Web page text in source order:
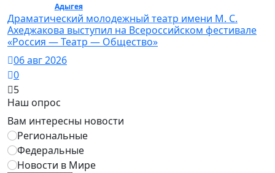
Адыгея/ Культура
Драматический молодежный театр имени М. С.
Ахеджакова выступил на Всероссийском фестивале
«Россия — Театр — Общество»
06 авг 2026
0
5
Наш опрос
Вам интересны новости
Региональные
Федеральные
Новости в Мире